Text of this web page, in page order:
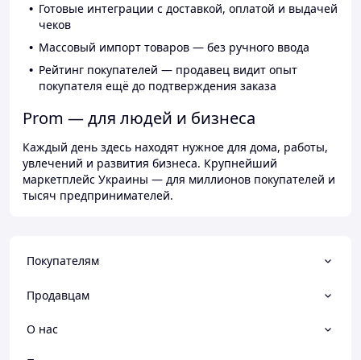
Готовые интеграции с доставкой, оплатой и выдачей
чеков
Массовый импорт товаров — без ручного ввода
Рейтинг покупателей — продавец видит опыт
покупателя ещё до подтверждения заказа
Prom — для людей и бизнеса
Каждый день здесь находят нужное для дома, работы,
увлечений и развития бизнеса. Крупнейший
маркетплейс Украины — для миллионов покупателей и
тысяч предпринимателей.
Покупателям
Продавцам
О нас